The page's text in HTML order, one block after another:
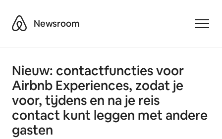
AirbnbNewsroom
Nieuw: contactfuncties voor
Airbnb Experiences, zodat je
voor, tijdens en na je reis
contact kunt leggen met andere
gasten